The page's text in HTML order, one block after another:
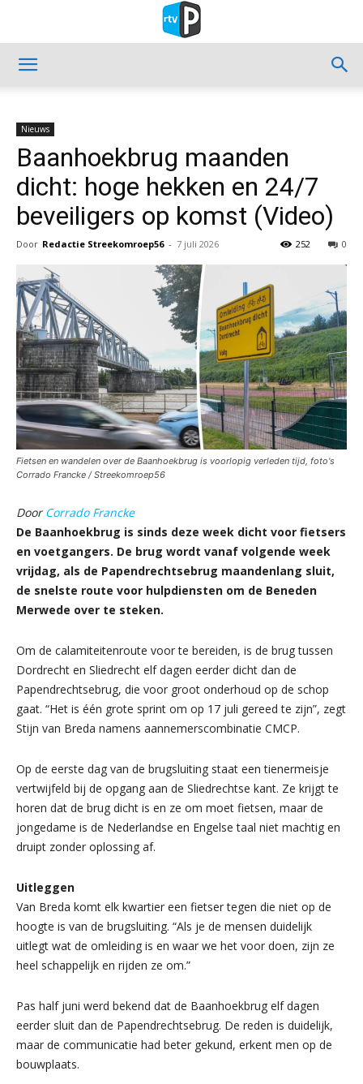
Nieuws
Baanhoekbrug maanden
dicht: hoge hekken en 24/7
beveiligers op komst (Video)
Door Redactie Streekomroep56 - 7 juli 2026 0
252
Fietsen en wandelen over de Baanhoekbrug is voorlopig verleden tijd, foto's
Corrado Francke / Streekomroep56
DoorCorrado Francke
De Baanhoekbrug is sinds deze week dicht voor fietsers
en voetgangers. De brug wordt vanaf volgende week
vrijdag, als de Papendrechtsebrug maandenlang sluit,
de snelste route voor hulpdiensten om de Beneden
Merwede over te steken.
Om de calamiteitenroute voor te bereiden, is de brug tussen
Dordrecht en Sliedrecht elf dagen eerder dicht dan de
Papendrechtsebrug, die voor groot onderhoud op de schop
gaat. “Het is één grote sprint om op 17 juli gereed te zijn”, zegt
Stijn van Breda namens aannemerscombinatie CMCP.
Op de eerste dag van de brugsluiting staat een tienermeisje
vertwijfeld bij de opgang aan de Sliedrechtse kant. Ze krijgt te
horen dat de brug dicht is en ze om moet fietsen, maar de
jongedame is de Nederlandse en Engelse taal niet machtig en
druipt zonder oplossing af.
Uitleggen
Van Breda komt elk kwartier een fietser tegen die niet op de
hoogte is van de brugsluiting. “Als je de mensen duidelijk
uitlegt wat de omleiding is en waar we het voor doen, zijn ze
heel schappelijk en rijden ze om.”
Pas half juni werd bekend dat de Baanhoekbrug elf dagen
eerder sluit dan de Papendrechtsebrug. De reden is duidelijk,
maar de communicatie had beter gekund, erkent men op de
bouwplaats.